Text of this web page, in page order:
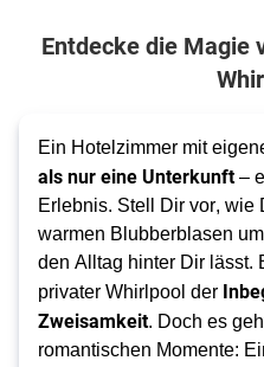
Entdecke die Magie
Ein Hotelzimmer mit
als nur eine Unterkunft –
Erlebnis. Stell Dir vor, wie
warmen Blubberblasen
den Alltag hinter Dir lässt.
privater Whirlpool der
Zweisamkeit. Doch es
romantischen Momente: